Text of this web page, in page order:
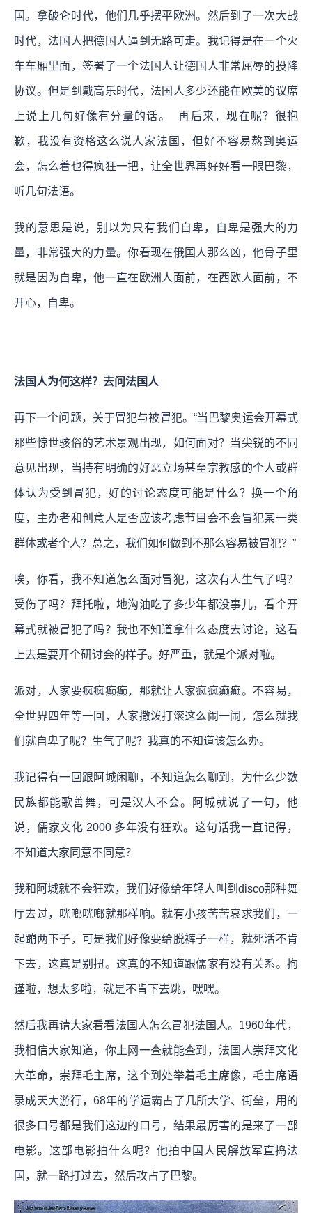
国。拿破仑时代，他们几乎摆平欧洲。然后到了一次大战
时代，法国人把德国人逼到无路可走。我记得是在一个火
车车厢里面，签署了一个法国人让德国人非常屈辱的投降
协议。但是到戴高乐时代，法国人多少还能在欧美的议席
上说上几句好像有分量的话。 再后来，现在呢？很抱
歉，我没有资格这么说人家法国，但好不容易熬到奥运
会，怎么着也得疯狂一把，让全世界再好好看一眼巴黎，
听几句法语。
我的意思是说，别以为只有我们自卑，自卑是强大的力
量，非常强大的力量。你看现在俄国人那么凶，他骨子里
就是因为自卑，他一直在欧洲人面前，在西欧人面前，不
开心，自卑。
法国人为何这样？去问法国人
再下一个问题，关于冒犯与被冒犯。“当巴黎奥运会开幕式
那些惊世骇俗的艺术景观出现，如何面对？当尖锐的不同
意见出现，当持有明确的好恶立场甚至宗教感的个人或群
体认为受到冒犯，好的讨论态度可能是什么？换一个角
度，主办者和创意人是否应该考虑节目会不会冒犯某一类
群体或者个人？总之，我们如何做到不那么容易被冒犯？”
唉，你看，我不知道怎么面对冒犯，这次有人生气了吗？
受伤了吗？拜托啦，地沟油吃了多少年都没事儿，看个开
幕式就被冒犯了吗？我也不知道拿什么态度去讨论，这看
上去是要开个研讨会的样子。好严重，就是个派对啦。
派对，人家要疯疯癫癫，那就让人家疯疯癫癫。不容易，
全世界四年等一回，人家撒泼打滚这么闹一闹，怎么就我
们就自卑了呢？生气了呢？我真的不知道该怎么办。
我记得有一回跟阿城闲聊，不知道怎么聊到，为什么少数
民族都能歌善舞，可是汉人不会。阿城就说了一句，他
说，儒家文化 2000 多年没有狂欢。这句话我一直记得，
不知道大家同意不同意？
我和阿城就不会狂欢，我们好像给年轻人叫到disco那种舞
厅去过，咣啷咣啷就那样响。就有小孩苦苦哀求我们，一
起蹦两下子，可是我们好像要给脱裤子一样，就死活不肯
下去，这真是别扭。这真的不知道跟儒家有没有关系。拘
谨啦，想太多啦，就是不肯下去跳，嘿嘿。
然后我再请大家看看法国人怎么冒犯法国人。1960年代，
我相信大家知道，你上网一查就能查到，法国人崇拜文化
大革命，崇拜毛主席，这个到处举着毛主席像，毛主席语
录成天大游行，68年的学运霸占了几所大学、街垒，用的
很多口号都是我们这边的口号，结果最厉害的是来了一部
电影。这部电影拍什么呢？他拍中国人民解放军直捣法
国，就一路打过去，然后攻占了巴黎。